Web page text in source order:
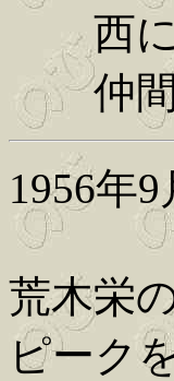
西に
仲間
1956年
荒木栄
ピーク